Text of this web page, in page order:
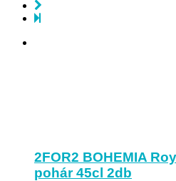
2FOR2 BOHEMIA
pohár 45cl 2db